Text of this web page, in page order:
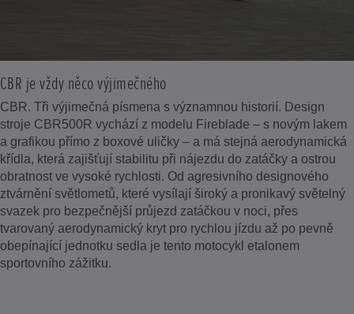
CBR je vždy něco výjimečného
CBR. Tři výjimečná písmena s významnou historií. Design
stroje CBR500R vychází z modelu Fireblade – s novým lakem
a grafikou přímo z boxové uličky – a má stejná aerodynamická
křídla, která zajišťují stabilitu při nájezdu do zatáčky a ostrou
obratnost ve vysoké rychlosti. Od agresivního designového
ztvárnění světlometů, které vysílají široký a pronikavý světelný
svazek pro bezpečnější průjezd zatáčkou v noci, přes
tvarovaný aerodynamický kryt pro rychlou jízdu až po pevně
obepínající jednotku sedla je tento motocykl etalonem
sportovního zážitku.